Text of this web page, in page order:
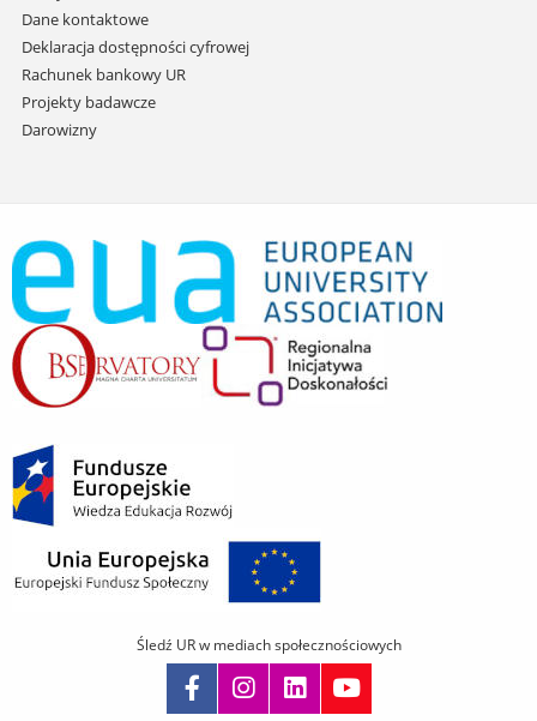
Dane kontaktowe
Deklaracja dostępności cyfrowej
Rachunek bankowy UR
Projekty badawcze
Darowizny
Śledź UR w mediach społecznościowych